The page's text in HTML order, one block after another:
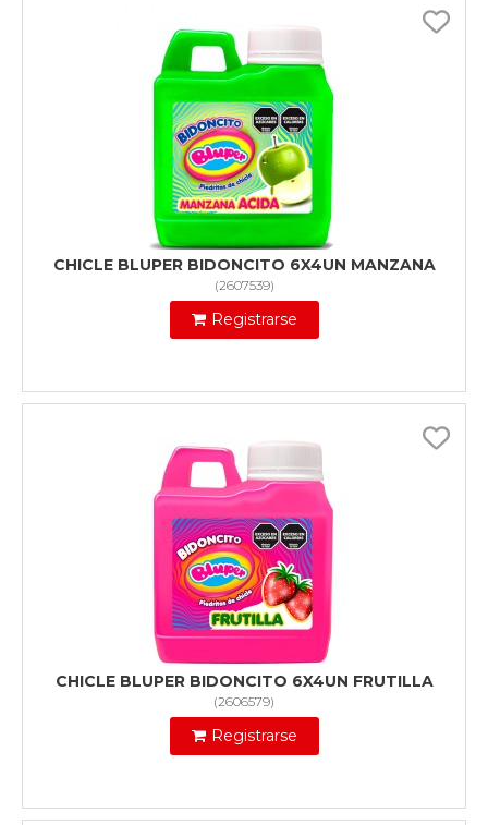
CHICLE BLUPER BIDONCITO 6X4UN MANZANA
(2607539)
Registrarse
CHICLE BLUPER BIDONCITO 6X4UN FRUTILLA
(2606579)
Registrarse